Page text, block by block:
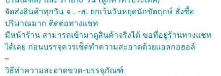
จัดส่งสินค้าทุกวัน จ . -ส. ยกเว้นวันหยุดนักขัตฤกษ์ สั่งซื้อ
ปริมาณมาก ติดต่อทางแชท
มีหน้าร้าน สามารถเข้ามาดูสินค้าจริงได้ ขอที่อยู่ร้านทางแชท
ได้เลย ก่อนบรรจุควรเช็ดทำความสะอาดด้วยแอลกอฮอล์
–
วิธีทำความสะอาดขวด-บรรจุภัณฑ์